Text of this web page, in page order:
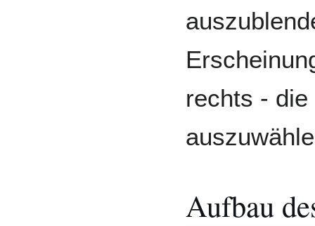
rechts -
Aufbau